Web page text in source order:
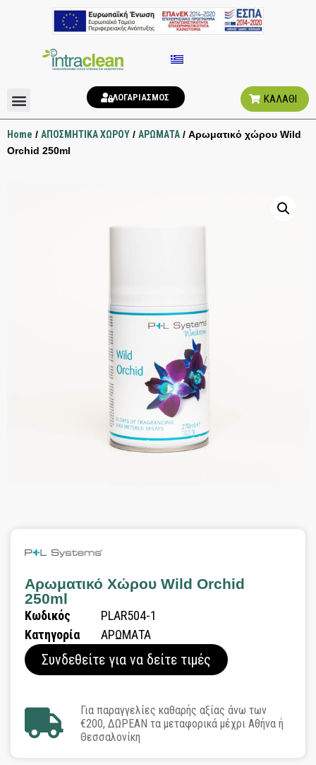
ΛΟΓΑΡΙΑΣΜΟΣ ΚΑΛΑΘΙ
Home / ΑΠΟΣΜΗΤΙΚΑ ΧΩΡΟΥ / ΑΡΩΜΑΤΑ / Αρωματικό χώρου Wild
Orchid 250ml
Αρωματικό Χώρου Wild Orchid
250ml
Κωδικός
PLAR504-1
Κατηγορία
ΑΡΩΜΑΤΑ
Συνδεθείτε για να δείτε τιμές
Για παραγγελίες καθαρής αξίας άνω των
€200, ΔΩΡΕΑΝ τα μεταφορικά μέχρι Αθήνα ή
Θεσσαλονίκη